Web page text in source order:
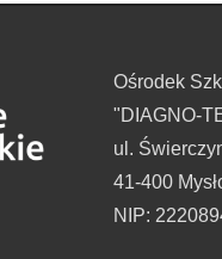
Ośrodek
"DIAGNO-
ul.
41-400
NIP: